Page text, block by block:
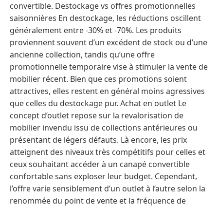
convertible. Destockage vs offres promotionnelles
saisonnières En destockage, les réductions oscillent
généralement entre -30% et -70%. Les produits
proviennent souvent d’un excédent de stock ou d’une
ancienne collection, tandis qu’une offre
promotionnelle temporaire vise à stimuler la vente de
mobilier récent. Bien que ces promotions soient
attractives, elles restent en général moins agressives
que celles du destockage pur. Achat en outlet Le
concept d’outlet repose sur la revalorisation de
mobilier invendu issu de collections antérieures ou
présentant de légers défauts. Là encore, les prix
atteignent des niveaux très compétitifs pour celles et
ceux souhaitant accéder à un canapé convertible
confortable sans exploser leur budget. Cependant,
l’offre varie sensiblement d’un outlet à l’autre selon la
renommée du point de vente et la fréquence de